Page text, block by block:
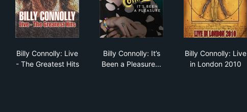
Billy Connolly: Live
- The Greatest Hits
Billy Connolly: It’s
Been a Pleasure...
Billy Connolly: Live
in London 2010